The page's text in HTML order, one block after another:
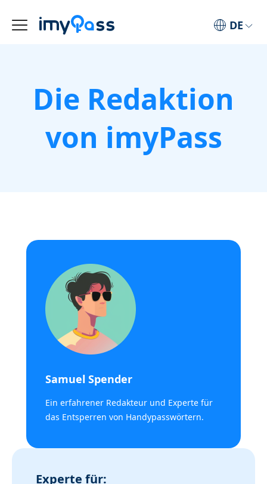
DE
Die Redaktion
von imyPass
Samuel Spender
Ein erfahrener Redakteur und Experte für
das Entsperren von Handypasswörtern.
Experte für: